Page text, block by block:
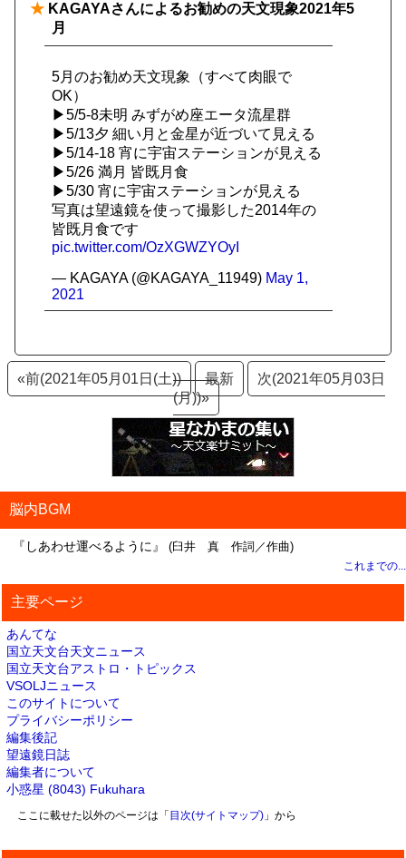
★ KAGAYAさんによるお勧めの天文現象2021年5
月
5月のお勧め天文現象（すべて肉眼で
OK）
▶5/5-8未明 みずがめ座エータ流星群
▶5/13夕 細い月と金星が近づいて見える
▶5/14-18 宵に宇宙ステーションが見える
▶5/26 満月 皆既月食
▶5/30 宵に宇宙ステーションが見える
写真は望遠鏡を使って撮影した2014年の
皆既月食です
pic.twitter.com/OzXGWZYOyI
— KAGAYA (@KAGAYA_11949) May 1,
2021
«前(2021年05月01日(土)) 最新
次(2021年05月03日
(月))»
脳内BGM
『しあわせ運べるように』 (臼井 真 作詞／作曲)
これまでの...
主要ページ
あんてな
国立天文台天文ニュース
国立天文台アストロ・トピックス
VSOLJニュース
このサイトについて
プライバシーポリシー
編集後記
望遠鏡日誌
編集者について
小惑星 (8043) Fukuhara
ここに載せた以外のページは「 目次(サイトマップ)」から